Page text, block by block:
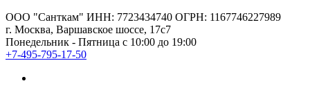
ООО "Санткам" ИНН: 7723434740 ОГРН: 1167746227989
г. Москва, Варшавское шоссе, 17с7
Понедельник - Пятница с 10:00 до 19:00
+7-495-795-17-50